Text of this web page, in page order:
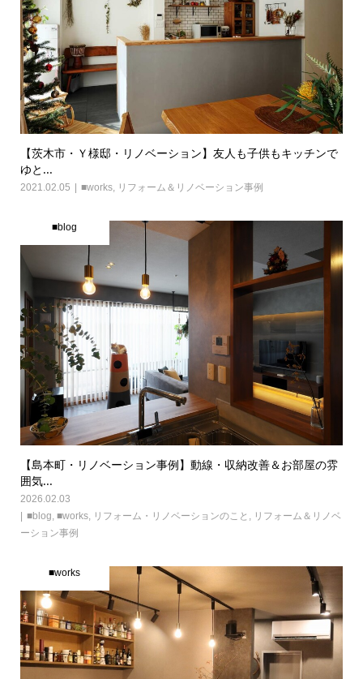
【茨木市・Ｙ様邸・リノベーション】友人も子供もキッチンで
ゆと...
2021.02.05 ■works, リフォーム＆リノベーション事例
■blog
【島本町・リノベーション事例】動線・収納改善＆お部屋の雰
囲気...
2026.02.03
■blog, ■works, リフォーム・リノベーションのこと , リフォーム＆リノベ
ーション事例
■works